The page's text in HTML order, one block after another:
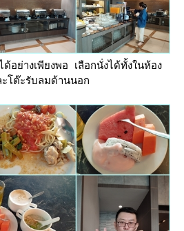
ด้อย่างเพียงพอ เลือกนั่งได้ทั้งในห้อง
โต๊ะรับลมด้านนอก